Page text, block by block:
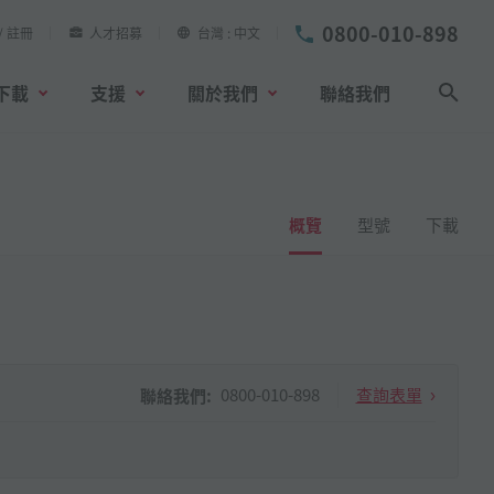
註冊 人才招募 台灣 中文 0800-010-898
載 支援 關於我們 聯絡我們
概覽 型號 下載
聯絡我們: 0800-010-898 查詢表單